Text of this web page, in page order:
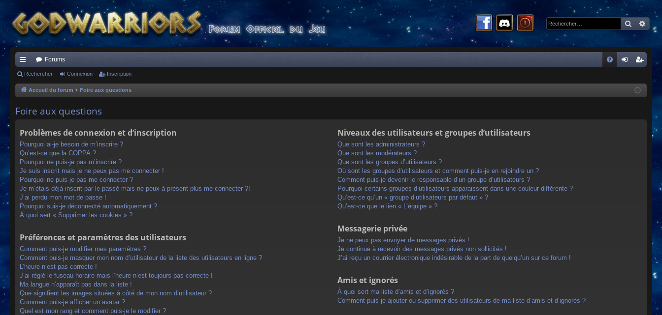
ac
co
s
Forums
cri
Rechercher Connexion Inscription
Accueil du forum Foire aux questions
Foire aux questions
Problèmes de connexion et d’inscription
Pourquoi ai-je besoin de m’inscrire ?
Qu’est-ce que la COPPA ?
Pourquoi ne puis-je pas m’inscrire ?
Je suis inscrit mais je ne peux pas me connecter !
Pourquoi ne puis-je pas me connecter ?
Je m’étais déjà inscrit par le passé mais ne peux à présent plus me connecter ?!
J’ai perdu mon mot de passe !
Pourquoi suis-je déconnecté automatiquement ?
À quoi sert « Supprimer les cookies » ?
Préférences et paramètres des utilisateurs
Comment puis-je modifier mes paramètres ?
Comment puis-je masquer mon nom d’utilisateur de la liste des utilisateurs en ligne ?
L’heure n’est pas correcte !
J’ai réglé le fuseau horaire mais l’heure n’est toujours pas correcte !
Ma langue n’apparaît pas dans la liste !
Que signifient les images situées à côté de mon nom d’utilisateur ?
Comment puis-je afficher un avatar ?
Quel est mon rang et comment puis-je le modifier ?
Niveaux des utilisateurs et groupes d’utilisateurs
Que sont les administrateurs ?
Que sont les modérateurs ?
Que sont les groupes d’utilisateurs ?
Où sont les groupes d’utilisateurs et comment puis-je en rejoindre un ?
Comment puis-je devenir le responsable d’un groupe d’utilisateurs ?
Pourquoi certains groupes d’utilisateurs apparaissent dans une couleur différente ?
Qu’est-ce qu’un « groupe d’utilisateurs par défaut » ?
Qu’est-ce que le lien « L’équipe » ?
Messagerie privée
Je ne peux pas envoyer de messages privés !
Je continue à recevoir des messages privés non sollicités !
J’ai reçu un courrier électronique indésirable de la part de quelqu’un sur ce forum !
Amis et ignorés
À quoi sert ma liste d’amis et d’ignorés ?
Comment puis-je ajouter ou supprimer des utilisateurs de ma liste d’amis et d’ignorés ?